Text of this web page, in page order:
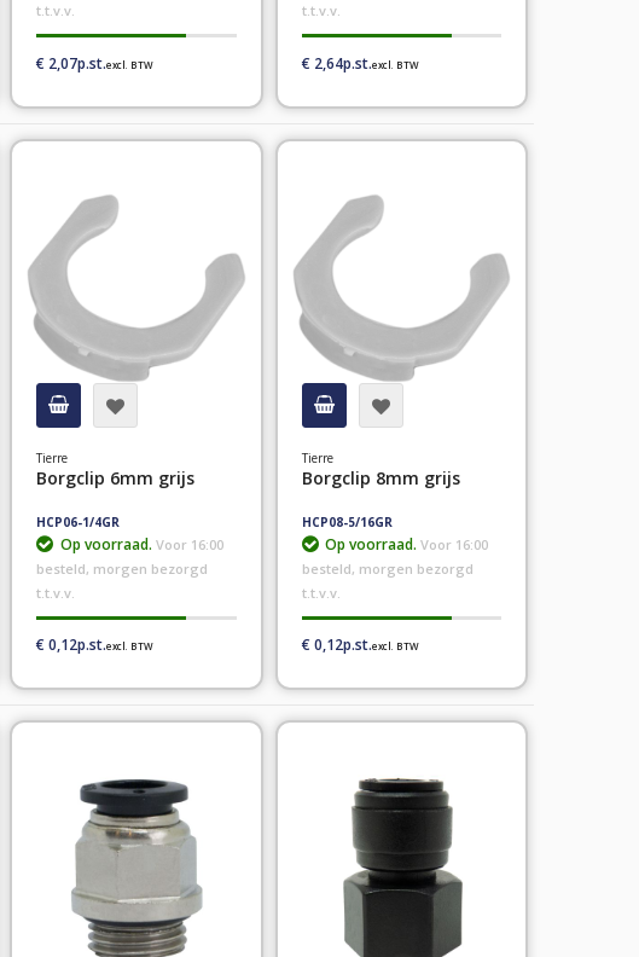
t.t.v.v.
€ 2,07
t.t.v.v.
€ 2,64
Tierre
Borgclip 6mm grijs
HCP06-1/4GR
Op voorraad. Voor 16:00
besteld, morgen bezorgd
t.t.v.v.
€ 0,12
Tierre
Borgclip 8mm grijs
HCP08-5/16GR
Op voorraad.Voor 16:00
besteld, morgen bezorgd
t.t.v.v.
€ 0,12